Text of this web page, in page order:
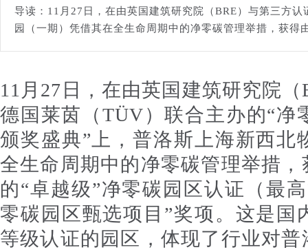
导读：11月27日，在由英国建筑研究院（BRE）与第三方
园（一期）凭借其在全生命周期中的净零碳管理举措，获
11月27日，在由英国建筑研究院
德国莱茵（TÜV）联合主办的“净
颁奖盛典”上，普洛斯上海新西北
全生命周期中的净零碳管理举措
的“卓越级”净零碳园区认证（最
零碳园区甄选项目”奖项。这是国
等级认证的园区，体现了行业对